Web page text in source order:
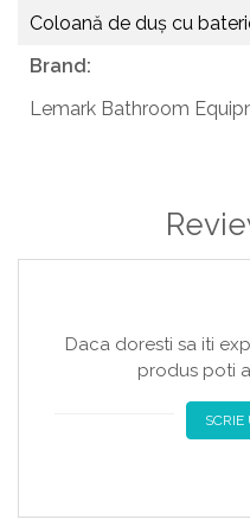
curbură)
Grup de conectare pentru
Mâner metalic
Buton de oprire rapidă -
Coloană de duș cu
Brand:
Lemark Bathroom
Daca doresti sa iti
produs poti